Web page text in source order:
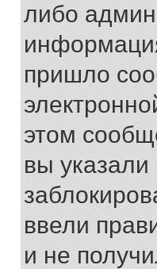
либо
пришло
этом
вы
ввели
и не